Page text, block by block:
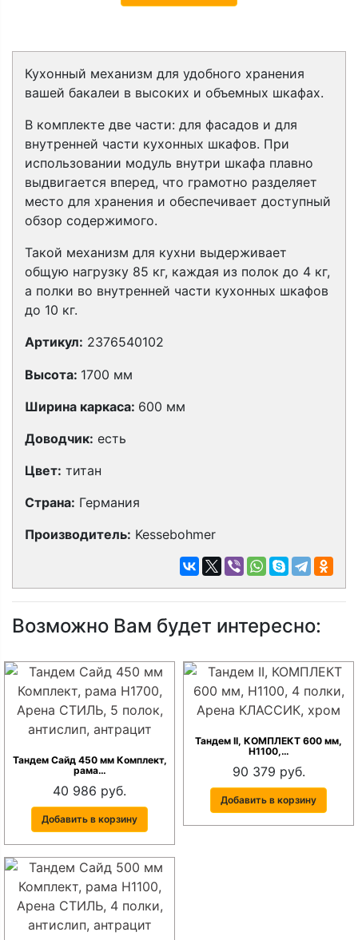
Кухонный механизм для удобного хранения
вашей бакалеи в высоких и объемных шкафах.
В комплекте две части: для фасадов и для
внутренней части кухонных шкафов. При
использовании модуль внутри шкафа плавно
выдвигается вперед, что грамотно разделяет
место для хранения и обеспечивает доступный
обзор содержимого.
Такой механизм для кухни выдерживает
общую нагрузку 85 кг, каждая из полок до 4 кг,
а полки во внутренней части кухонных шкафов
до 10 кг.
Артикул: 2376540102
Высота: 1700 мм
Ширина каркаса: 600 мм
Доводчик: есть
Цвет: титан
Страна: Германия
Производитель: Kessebohmer
Возможно Вам будет интересно:
Тандем Сайд 450 мм Комплект,
рама…
40 986 руб.
Добавить в корзину
Тандем II, КОМПЛЕКТ 600 мм,
Н1100,…
90 379 руб.
Добавить в корзину